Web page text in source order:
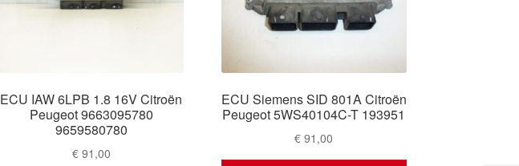
ECU IAW 6LPB 1.8 16V Citroën
Peugeot 9663095780
9659580780
€91,00
ECU Siemens SID 801A Citroën
Peugeot 5WS40104C-T 193951
€ 91,00